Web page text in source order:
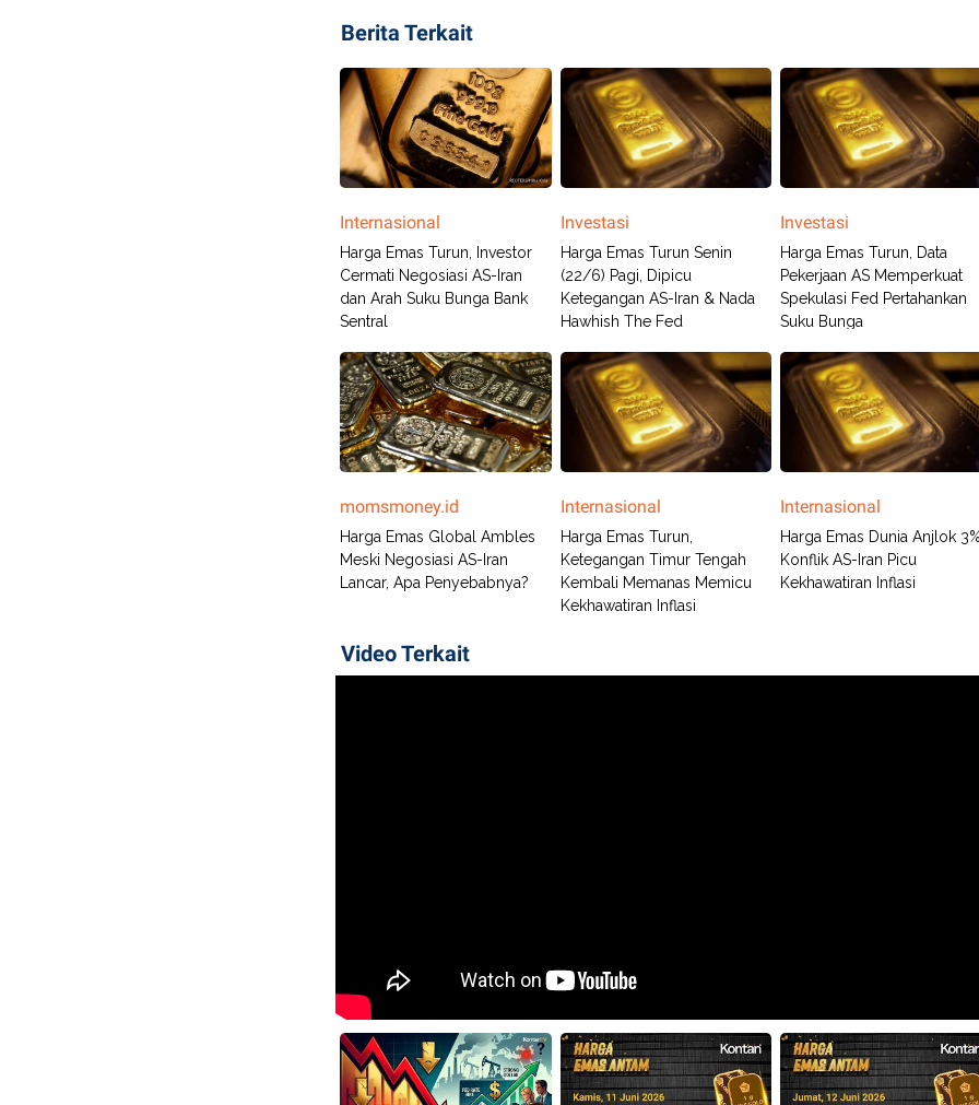
Berita Terkait
Internasional
Harga Emas Turun, Investor
Cermati Negosiasi AS-Iran
dan Arah Suku Bunga Bank
Sentral
Investasi
Harga Emas Turun Senin
(22/6) Pagi, Dipicu
Ketegangan AS-Iran & Nada
Hawhish The Fed
Investasi
Harga Emas Turun, Data
Pekerjaan AS Memperkuat
Spekulasi Fed Pertahankan
Suku Bunga
momsmoney.id
Harga Emas Global Ambles
Meski Negosiasi AS-Iran
Lancar, Apa Penyebabnya?
Internasional
Harga Emas Turun,
Ketegangan Timur Tengah
Kembali Memanas Memicu
Kekhawatiran Inflasi
Internasional
Harga Emas Dunia Anjlok 3%,
Konflik AS-Iran Picu
Kekhawatiran Inflasi
Video Terkait